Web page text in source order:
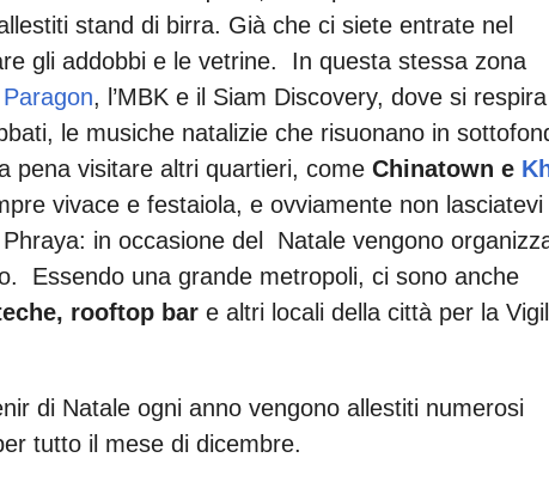
stand di birra. Già che ci siete entrate nel
gli addobbi e le vetrine. In questa stessa zona
, l’MBK e il Siam Discovery, dove si respira
le musiche natalizie che risuonano in
pena visitare altri quartieri, come Chinatown e
vivace e festaiola, e ovviamente non lasciatevi
in occasione del Natale vengono
Essendo una grande metropoli, ci sono anche
rooftop bar e altri locali della città per la
di Natale ogni anno vengono allestiti numerosi
tutto il mese di dicembre.